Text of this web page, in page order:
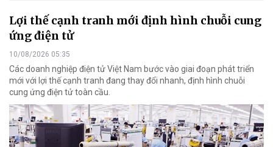
Lợi thế cạnh tranh mới định hình chuỗi cung
ứng điện tử
10/08/2026 05:35
Các doanh nghiệp điện tử Việt Nam bước vào giai đoạn phát triển
mới với lợi thế cạnh tranh đang thay đổi nhanh, định hình chuỗi
cung ứng điện tử toàn cầu.